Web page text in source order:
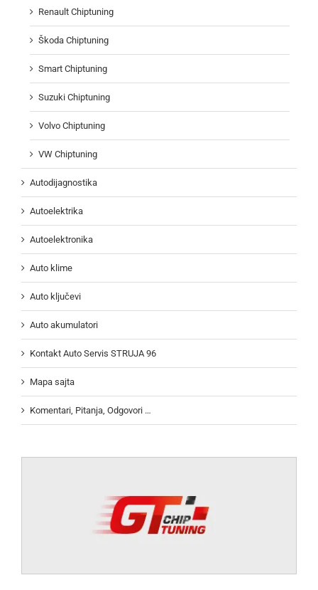
Renault Chiptuning
Škoda Chiptuning
Smart Chiptuning
Suzuki Chiptuning
Volvo Chiptuning
VW Chiptuning
Autodijagnostika
Autoelektrika
Autoelektronika
Auto klime
Auto ključevi
Auto akumulatori
Kontakt Auto Servis STRUJA 96
Mapa sajta
Komentari, Pitanja, Odgovori …